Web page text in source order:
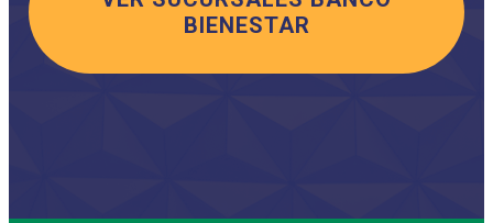
BIENESTAR